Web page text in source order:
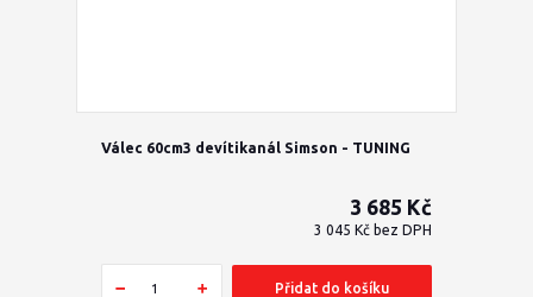
Válec 60cm3 devítikanál Simson - TUNING
3 685 Kč
3 045 Kč bez DPH
Přidat do košíku